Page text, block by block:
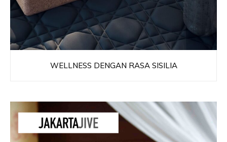
WELLNESS DENGAN RASA SISILIA